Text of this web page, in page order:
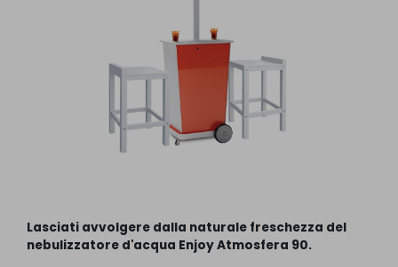
Lasciati avvolgere dalla naturale freschezza del
nebulizzatore d'acqua Enjoy Atmosfera 90.